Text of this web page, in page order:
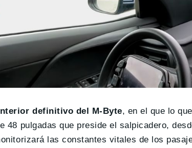
definitivo del M-Byte, en el que lo
48 pulgadas que preside el salpicadero,
las constantes vitales de los